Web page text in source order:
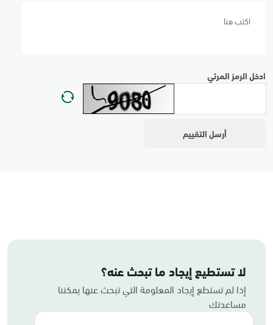
ادخل الرمز المرئي
لا تستطيع إيجاد ما تبحث عنه؟
إذا لم تستطع إيجاد المعلومة التي تبحث عنها يمكننا
مساعدتك